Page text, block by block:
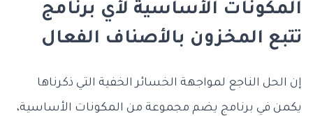
المكونات الأساسية لأي برنامج
تتبع المخزون بالأصناف الفعال
إن الحل الناجع لمواجهة الخسائر الخفية التي ذكرناها
يكمن في برنامج يضم مجموعة من المكونات الأساسية،